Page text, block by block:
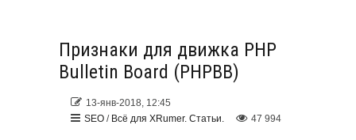
Признаки для движка PHP
Bulletin Board (PHPBB)
13-янв-2018, 12:45
SEO / Всё для XRumer. Статьи. 47 994